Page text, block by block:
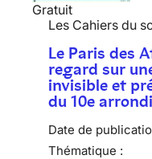
Gratuit
Les Cahiers du
Le Paris des
regard sur
invisible et
du 10e
Date de
Thématique :